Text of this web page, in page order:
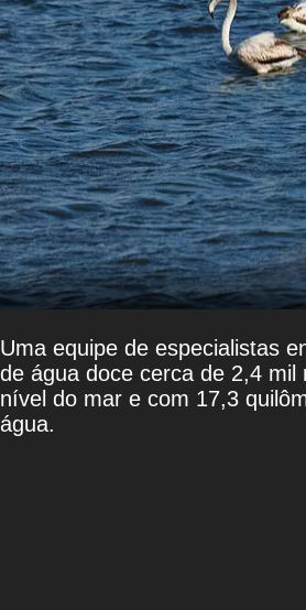
Uma equipe de especialistas
de água doce cerca de 2,4 mil
nível do mar e com 17,3
água.